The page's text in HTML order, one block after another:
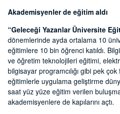
Akademisyenler de eğitim aldı
“Geleceği Yazanlar Üniversite
dönemlerinde ayda ortalama 10
eğitimlere 10 bin öğrenci katıldı.
ve öğretim teknolojileri eğitimi,
bilgisayar programcılığı gibi pek
eğitimlerle uygulama geliştirme
saat yüz yüze eğitim verilen
akademisyenlere de kapılarını açtı.